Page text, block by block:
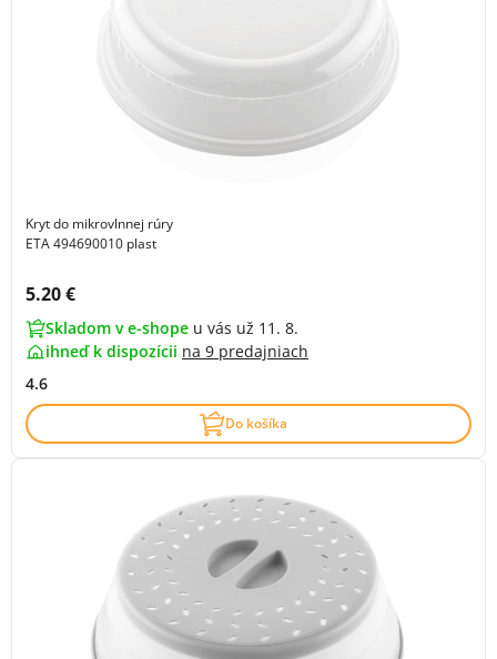
Kryt do mikrovlnnej rúry
ETA 494690010 plast
Cena s DPH:
5.20 €
Skladom v e-shope u vás už 11. 8.
ihneď k dispozícii na 9 predajniach
4.6
Do košíka